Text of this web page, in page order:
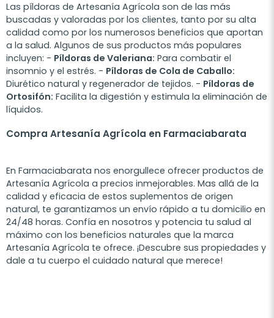
Las píldoras de Artesanía Agrícola son de las más
buscadas y valoradas por los clientes, tanto por su alta
calidad como por los numerosos beneficios que aportan
a la salud. Algunos de sus productos más populares
incluyen: - Píldoras de Valeriana: Para combatir el
insomnio y el estrés. - Píldoras de Cola de Caballo:
Diurético natural y regenerador de tejidos. - Píldoras de
Ortosifón: Facilita la digestión y estimula la eliminación de
líquidos.
Compra Artesanía Agrícola en Farmaciabarata
En Farmaciabarata nos enorgullece ofrecer productos de
Artesanía Agrícola a precios inmejorables. Mas allá de la
calidad y eficacia de estos suplementos de origen
natural, te garantizamos un envío rápido a tu domicilio en
24/48 horas. Confía en nosotros y potencia tu salud al
máximo con los beneficios naturales que la marca
Artesanía Agrícola te ofrece. ¡Descubre sus propiedades y
dale a tu cuerpo el cuidado natural que merece!